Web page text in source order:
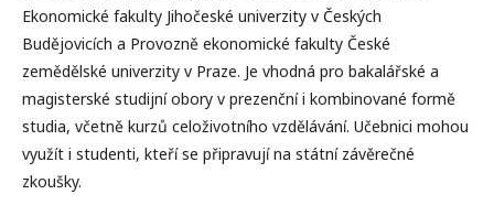
Ekonomické fakulty Jihočeské univerzity v Českých
Budějovicı́ch a Provozně ekonomické fakulty České
zemědělské univerzity v Praze. Je vhodná pro bakalářské a
magisterské studijnı́ obory v prezenčnı́ i kombinované formě
studia, včetně kurzů celoživotnı́ho vzdělávánı́. Učebnici mohou
využı́t i studenti, kteřı́ se připravujı́ na státnı́ závěrečné
zkoušky.